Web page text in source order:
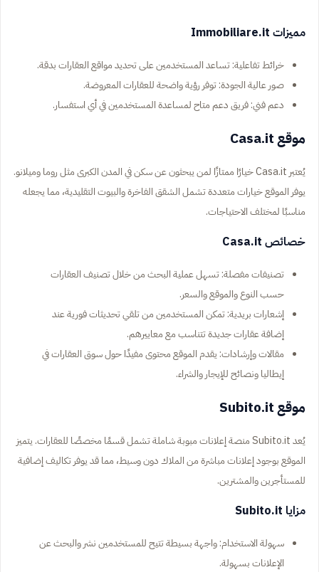
مميزات Immobiliare.it
خرائط تفاعلية: تساعد المستخدمين على تحديد مواقع العقارات بدقة.
صور عالية الجودة: توفر رؤية واضحة للعقارات المعروضة.
دعم فني: فريق دعم متاح لمساعدة المستخدمين في أي استفسار.
موقع Casa.it
يُعتبر Casa.it خيارًا ممتازًا لمن يبحثون عن سكن في المدن الكبرى مثل روما وميلانو.
يوفر الموقع خيارات متعددة تشمل الشقق الفاخرة والبيوت التقليدية، مما يجعله
مناسبًا لمختلف الاحتياجات.
خصائص Casa.it
تصنيفات مفصلة: تسهل عملية البحث من خلال تصنيف العقارات
حسب النوع والموقع والسعر.
إشعارات بريدية: تمكن المستخدمين من تلقي تحديثات فورية عند
إضافة عقارات جديدة تتناسب مع معاييرهم.
مقالات وإرشادات: يقدم الموقع محتوى مفيدًا حول سوق العقارات في
إيطاليا ونصائح للإيجار والشراء.
موقع Subito.it
يُعد Subito.it منصة إعلانات مبوبة شاملة تشمل قسمًا مخصصًا للعقارات. يتميز
الموقع بوجود إعلانات مباشرة من الملاك دون وسيط، مما قد يوفر تكاليف إضافية
للمستأجرين والمشترين.
مزايا Subito.it
سهولة الاستخدام: واجهة بسيطة تتيح للمستخدمين نشر والبحث عن
الإعلانات بسهولة.